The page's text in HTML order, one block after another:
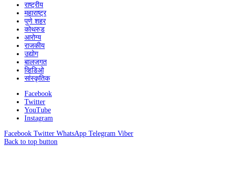
राष्ट्रीय
महाराष्ट्र
पुणे शहर
कोथरुड
आरोग्य
राजकीय
उद्योग
बालजगत
व्हिडिओ
सांस्कृतिक
Facebook
Twitter
YouTube
Instagram
Facebook Twitter WhatsApp Telegram Viber
Back to top button